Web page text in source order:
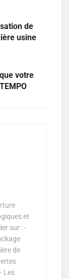
de
usine
votre
et
sur : -
de
Les